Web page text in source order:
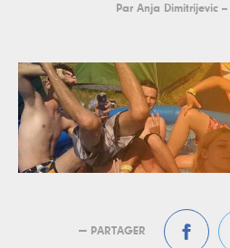
Par Anja Dimitrijevic --
— PARTAGER